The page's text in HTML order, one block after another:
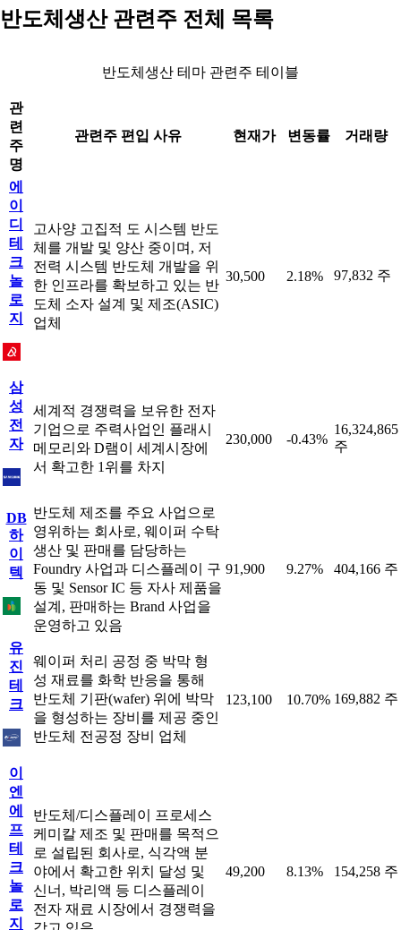
반도체생산 관련주 전체 목록
반도체생산 테마 관련주 테이블
관
련
주
명
관련주 편입 사유 현재가 변동률 거래량
에
이
디
테
크
놀
로
지
고사양 고집적 도 시스템 반도
체를 개발 및 양산 중이며, 저
전력 시스템 반도체 개발을 위
한 인프라를 확보하고 있는 반
도체 소자 설계 및 제조(ASIC)
업체
30,500 2.18% 97,832 주
삼
성
전
자
세계적 경쟁력을 보유한 전자
기업으로 주력사업인 플래시
메모리와 D램이 세계시장에
서 확고한 1위를 차지
230,000 -0.43%
16,324,865
주
DB
하
이
텍
반도체 제조를 주요 사업으로
영위하는 회사로, 웨이퍼 수탁
생산 및 판매를 담당하는
Foundry 사업과 디스플레이 구
동 및 Sensor IC 등 자사 제품을
설계, 판매하는 Brand 사업을
운영하고 있음
91,900 9.27% 404,166 주
유
진
테
크
웨이퍼 처리 공정 중 박막 형
성 재료를 화학 반응을 통해
반도체 기판(wafer) 위에 박막
을 형성하는 장비를 제공 중인
반도체 전공정 장비 업체
123,100 10.70% 169,882 주
이
엔
에
프
테
크
놀
로
지
반도체/디스플레이 프로세스
케미칼 제조 및 판매를 목적으
로 설립된 회사로, 식각액 분
야에서 확고한 위치 달성 및
신너, 박리액 등 디스플레이
전자 재료 시장에서 경쟁력을
49,200 8.13% 154,258 주